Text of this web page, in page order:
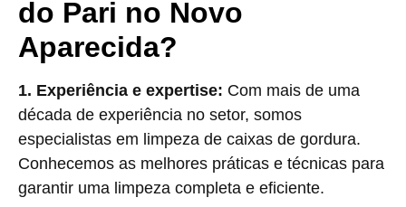
do Pari no Novo
Aparecida?
1. Experiência e expertise: Com mais de uma
década de experiência no setor, somos
especialistas em limpeza de caixas de gordura.
Conhecemos as melhores práticas e técnicas para
garantir uma limpeza completa e eficiente.